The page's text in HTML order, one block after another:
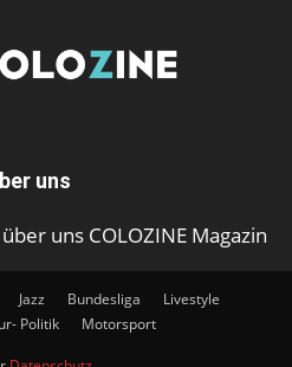
uns
uns COLOZINE Magazin
Jazz Bundesliga
Livestyle
Politik Motorsport